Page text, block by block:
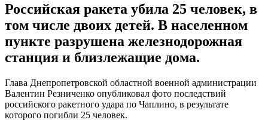
Российская ракета убила 25 человек, в
том числе двоих детей. В населенном
пункте разрушена железнодорожная
станция и близлежащие дома.
Глава Днепропетровской областной военной администрации
Валентин Резниченко опубликовал фото последствий
российского ракетного удара по Чаплино, в результате
которого погибли 25 человек.